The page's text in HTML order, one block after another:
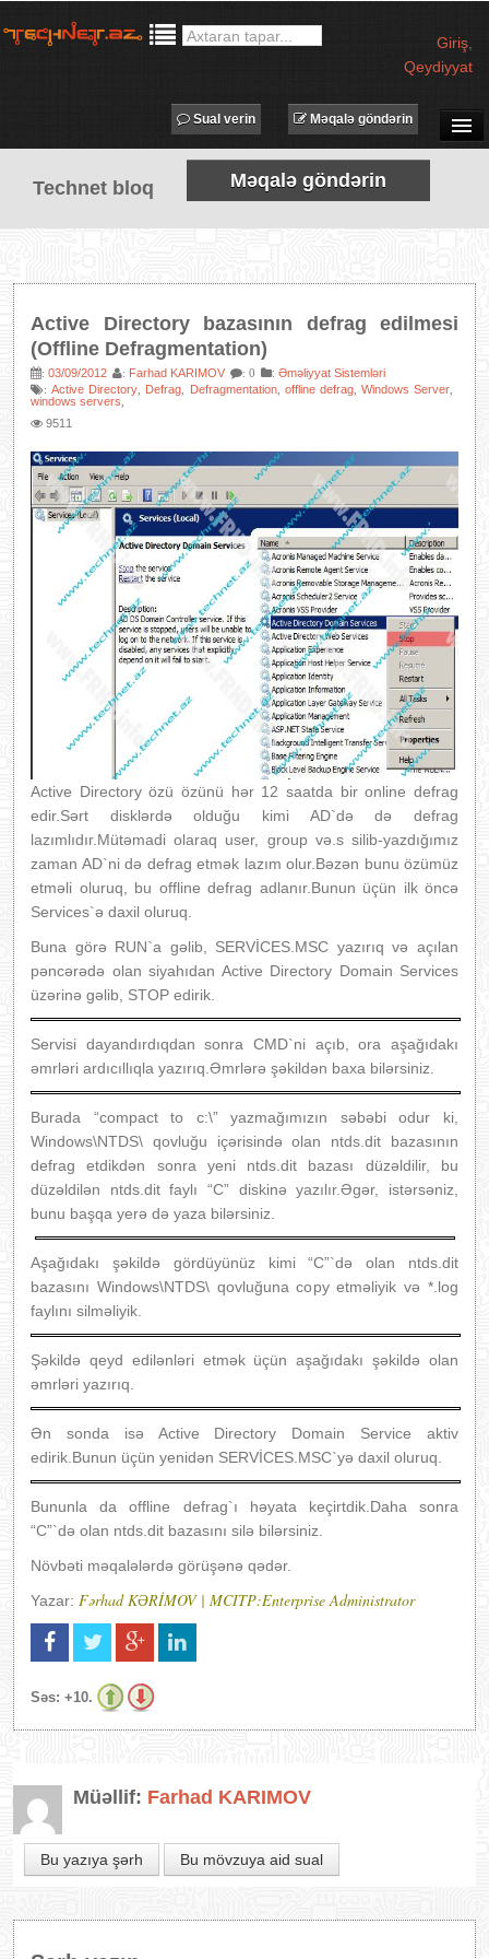
Giriş
Qeydiyyat
SUAL-CAVAB
TECHNET TV
MƏQALƏLƏR
PROQRAMLAR
AVADANLIQLAR
Məqalə göndərin
Sual verin
Technet bloq Məqalə göndərin
Active Directory bazasının defrag edilmesi
(Offline Defragmentation)
: 03/09/2012 : Farhad KARIMOV : 0 : Əməliyyat Sistemləri
:Active Directory Defrag Defragmentation, offline defrag, Windows Server
windows servers
9511
Active Directory özü özünü hər 12 saatda bir online defrag
edir.Sərt disklərdə olduğu kimi AD`də də defrag
lazımlıdır.Mütəmadi olaraq user, group və.s silib-yazdığımız
zaman AD`ni də defrag etmək lazım olur.Bəzən bunu özümüz
etməli oluruq, bu offline defrag adlanır.Bunun üçün ilk öncə
Services`ə daxil oluruq.
Buna görə RUN`a gəlib, SERVİCES.MSC yazırıq və açılan
pəncərədə olan siyahıdan Active Directory Domain Services
üzərinə gəlib, STOP edirik.
Servisi dayandırdıqdan sonra CMD`ni açıb, ora aşağıdakı
əmrləri ardıcıllıqla yazırıq.Əmrlərə şəkildən baxa bilərsiniz.
Burada “compact to c:\” yazmağımızın səbəbi odur ki,
Windows\NTDS\ qovluğu içərisində olan ntds.dit bazasının
defrag etdikdən sonra yeni ntds.dit bazası düzəldilir, bu
düzəldilən ntds.dit faylı “C” diskinə yazılır.Əgər, istərsəniz,
bunu başqa yerə də yaza bilərsiniz.
Aşağıdakı şəkildə gördüyünüz kimi “C”`də olan ntds.dit
bazasını Windows\NTDS\ qovluğuna copy etməliyik və *.log
faylını silməliyik.
Şəkildə qeyd edilənləri etmək üçün aşağıdakı şəkildə olan
əmrləri yazırıq.
Ən sonda isə Active Directory Domain Service aktiv
edirik.Bunun üçün yenidən SERVİCES.MSC`yə daxil oluruq.
Bununla da offline defrag`ı həyata keçirtdik.Daha sonra
“C”`də olan ntds.dit bazasını silə bilərsiniz.
Növbəti məqalələrdə görüşənə qədər.
Yazar: Fərhad KƏRİMOV | MCITP:Enterprise Administrator
Səs: +10.
Müəllif: Farhad KARIMOV
Bu yazıya şərh Bu mövzuya aid sual